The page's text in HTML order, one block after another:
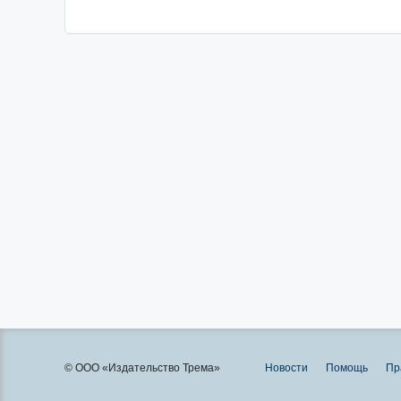
© ООО «Издательство Трема» Новости Помощь